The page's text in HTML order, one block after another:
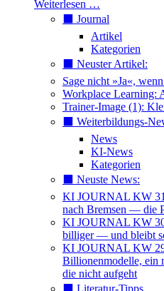
Weiterlesen …
⬛️ Journal
Artikel
Kategorien
⬛️ Neuster Artikel:
Sage nicht »Ja«,
Workplace Learning:
Trainer-Image (1):
⬛️ Weiterbildungs-
News
KI-News
Kategorien
⬛️ Neuste News:
KI JOURNAL KW
nach Bremsen — die
KI JOURNAL KW
billiger — und bleibt
KI JOURNAL KW
Billionenmodelle, ein
die nicht aufgeht
⬛️ Literatur-Tipps